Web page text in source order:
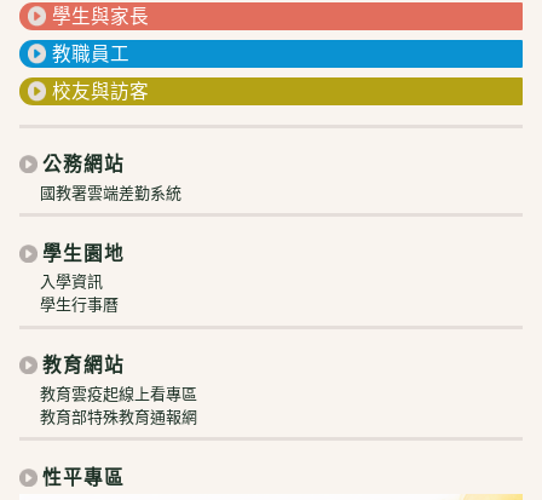
學生與家長
教職員工
校友與訪客
公務網站
國教署雲端差勤系統
學生園地
入學資訊
學生行事曆
教育網站
教育雲疫起線上看專區
教育部特殊教育通報網
性平專區